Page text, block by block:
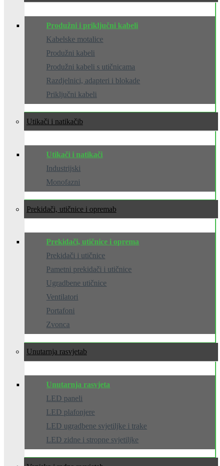
Produžni i priključni kabeli
Kabelske motalice
Produžni kabeli
Produžni kabeli s utičnicama
Razdjelnici, adapteri i blokade
Priključni kabeli
Utikači i natikači
Utikači i natikači
Industrijski
Monofazni
Prekidači, utičnice i oprema
Prekidači, utičnice i oprema
Prekidači i utičnice
Pametni prekidači i utičnice
Ugradbene utičnice
Ventilatori
Portafoni
Zvonca
Unutarnja rasvjeta
Unutarnja rasvjeta
LED paneli
LED plafonjere
LED ugradbene svjetiljke i trake
LED zidne i stropne svjetiljke